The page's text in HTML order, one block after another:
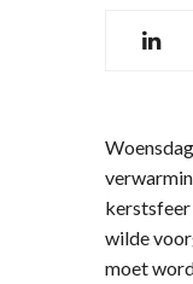
wilde
moet